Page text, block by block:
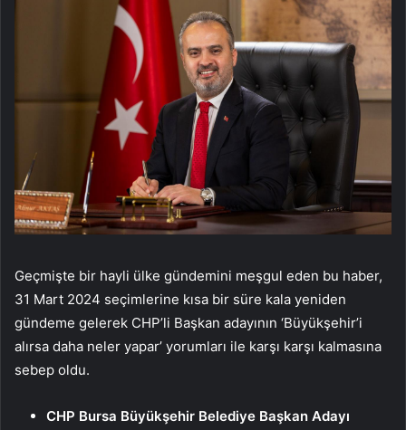
Geçmişte bir hayli ülke gündemini meşgul eden bu haber,
31 Mart 2024 seçimlerine kısa bir süre kala yeniden
gündeme gelerek CHP’li Başkan adayının ‘Büyükşehir’i
alırsa daha neler yapar’ yorumları ile karşı karşı kalmasına
sebep oldu.
CHP Bursa Büyükşehir Belediye Başkan Adayı